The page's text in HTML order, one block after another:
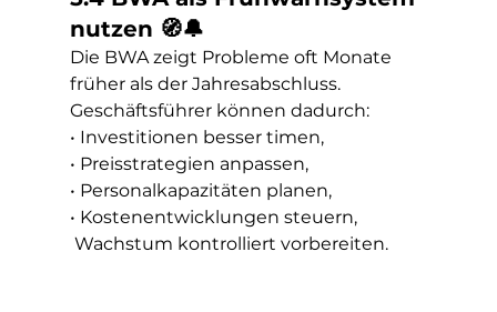
nutzen 🧭🔔
Die BWA zeigt Probleme oft Monate
früher als der Jahresabschluss.
Geschäftsführer können dadurch:
• Investitionen besser timen,
• Preisstrategien anpassen,
• Personalkapazitäten planen,
• Kostenentwicklungen steuern,
Wachstum kontrolliert vorbereiten.